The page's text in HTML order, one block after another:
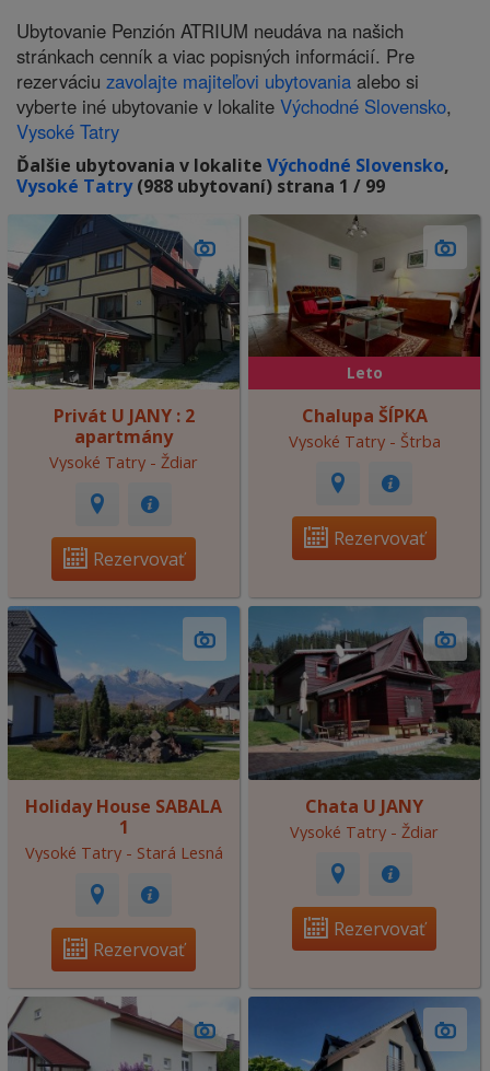
Ubytovanie Penzión ATRIUM neudáva na našich
stránkach cenník a viac popisných informácií. Pre
rezerváciu zavolajte majiteľovi ubytovania alebo si
vyberte iné ubytovanie v lokalite Východné Slovensko,
Vysoké Tatry
Ďalšie ubytovania v lokalite Východné Slovensko,
Vysoké Tatry(988 ubytovaní) strana 1 / 99
Privát U JANY : 2
apartmány
Vysoké Tatry - Ždiar
Rezervovať
Leto
Chalupa ŠÍPKA
Vysoké Tatry - Štrba
Rezervovať
Holiday House SABALA
1
Vysoké Tatry - Stará Lesná
Rezervovať
Chata U JANY
Vysoké Tatry - Ždiar
Rezervovať